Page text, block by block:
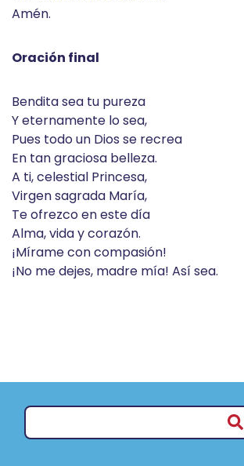
Amén.
Oración final
Bendita sea tu pureza
Y eternamente lo sea,
Pues todo un Dios se recrea
En tan graciosa belleza.
A ti, celestial Princesa,
Virgen sagrada María,
Te ofrezco en este día
Alma, vida y corazón.
¡Mírame con compasión!
¡No me dejes, madre mía! Así sea.